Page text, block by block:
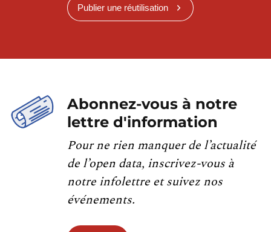
Publier une réutilisation
Abonnez-vous à notre
lettre d'information
Pour ne rien manquer de l’actualité
de l’open data, inscrivez-vous à
notre infolettre et suivez nos
événements.